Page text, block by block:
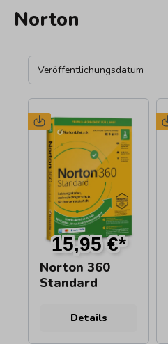
Norton
Norton 360
Standard
15,95 €*
Details